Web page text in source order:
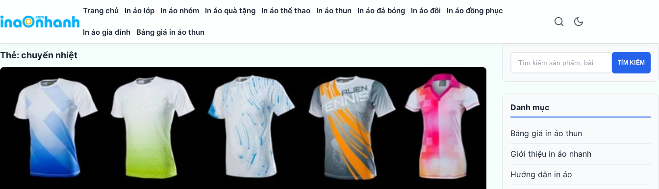
Trang chủ In áo lớp In áo nhóm In áo quà tặng In áo thể thao In áo thun In áo đá bóng In áo đôi In áo đồng phục
In áo gia đình Bảng giá in áo thun
Thẻ: chuyển nhiệt
TÌM KIẾM
Danh mục
Bảng giá in áo thun
Giới thiệu in áo nhanh
Hướng dẫn in áo